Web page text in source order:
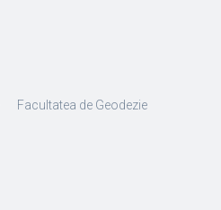
Facultatea de Geodezie